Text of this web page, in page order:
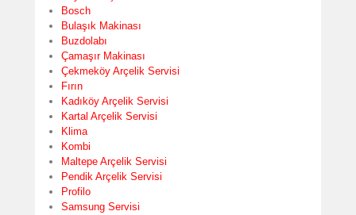
Bosch
Bulaşık Makinası
Buzdolabı
Çamaşır Makinası
Çekmeköy Arçelik Servisi
Fırın
Kadıköy Arçelik Servisi
Kartal Arçelik Servisi
Klima
Kombi
Maltepe Arçelik Servisi
Pendik Arçelik Servisi
Profilo
Samsung Servisi